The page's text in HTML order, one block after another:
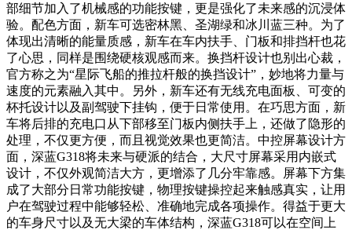
部细节加入了机械感的功能按键，更是强化了未来感的沉浸体
验。配色方面，新车可选密林黑、圣湖绿和冰川蓝三种。为了
体现出清晰的能量质感，新车在车内扶手、门板和排挡杆也花
了心思，同样是围绕硬核观感而来。换挡杆设计也别出心裁，
官方称之为“星际飞船的推拉杆般的换挡设计”，妙地将力量与
速度的元素融入其中。另外，新车还有无线充电面板、可变的
杯托设计以及副驾驶下挂钩，便于日常使用。在巧思方面，新
车将后排的充电口从下部移至门板内侧扶手上，还做了隐形的
处理，不仅更方便，而且视觉效果也更简洁。中控屏幕设计方
面，深蓝G318将未来与硬派的结合，大尺寸屏幕采用内嵌式
设计，不仅外观简洁大方，更增添了几分牢靠感。屏幕下方集
成了大部分日常功能按键，物理按键操控起来触感真实，让用
户在驾驶过程中能够轻松、准确地完成各项操作。得益于更大
的车身尺寸以及无大梁的车体结构，深蓝G318可以在空间上